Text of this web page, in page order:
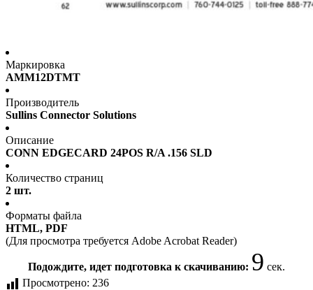
Маркировка
AMM12DTMT
Производитель
Sullins Connector Solutions
Описание
CONN EDGECARD 24POS R/A .156 SLD
Количество страниц
2 шт.
Форматы файла
HTML, PDF
(Для просмотра требуется Adobe Acrobat Reader)
Подождите, идет подготовка к скачиванию: 9 сек.
Просмотрено: 236